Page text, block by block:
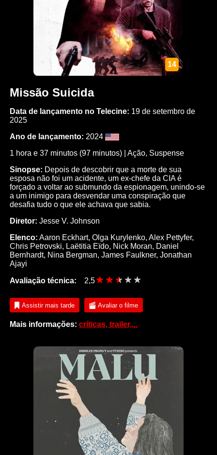
14
Missão Suicida
Data de lançamento no Telecine: 19 de setembro de
2025
Ano de lançamento: 2024
1 hora e 37 minutos (97 minutos) | Ação, Suspense
Sinopse: Depois de descobrir que a morte de sua
esposa não foi um acidente, um ex-chefe da CIA é
forçado a voltar ao submundo da espionagem, unindo-se
a um inimigo para desvendar uma conspiração que
desafia tudo o que ele achava que sabia.
Diretor: Jesse V. Johnson
Elenco: Aaron Eckhart, Olga Kurylenko, Alex Pettyfer,
Chris Petrovski, Laëtitia Eïdo, Nick Moran, Daniel
Bernhardt, Nina Bergman, James Faulkner, Jonathan
Ajayi
Avaliação técnica: 2,5
Assistir mais tarde Avaliar o filme
Mais informações: críticas, trailer,...